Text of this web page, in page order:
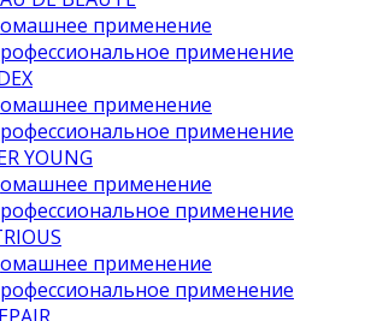
применение
применение
применение
применение
YOUNG
применение
применение
применение
применение